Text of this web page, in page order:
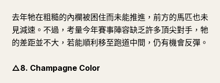
去年牠在粗糙的內欄被困住而未能推進，前方的馬匹也未
見減速。不過，考量今年賽事陣容缺乏許多頂尖對手，牠
的差距並不大，若能順利移至跑道中間，仍有機會反彈。
△8. Champagne Color